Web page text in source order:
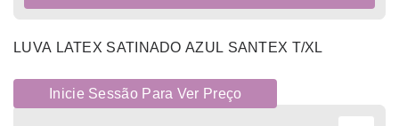
LUVA LATEX SATINADO AZUL SANTEX T/XL
Inicie Sessão Para Ver Preço